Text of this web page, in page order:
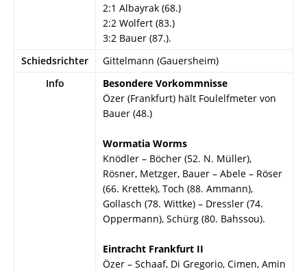
2:1 Albayrak (68.)
2:2 Wolfert (83.)
3:2 Bauer (87.).
Schiedsrichter
Gittelmann (Gauersheim)
Info
Besondere Vorkommnisse
Özer (Frankfurt) hält Foulelfmeter von
Bauer (48.)
Wormatia Worms
Knödler – Böcher (52. N. Müller),
Rösner, Metzger, Bauer – Abele – Röser
(66. Krettek), Toch (88. Ammann),
Gollasch (78. Wittke) – Dressler (74.
Oppermann), Schürg (80. Bahssou).
Eintracht Frankfurt II
Özer – Schaaf, Di Gregorio, Cimen, Amin